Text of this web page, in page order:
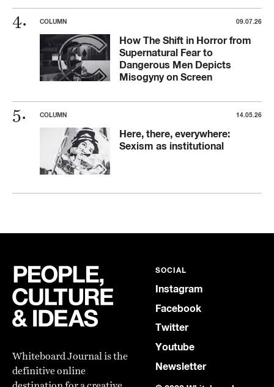
COLUMN 09.07.26
How The Shift in Horror from
Supernatural Fear to
Dangerous Men Depicts
Misogyny on Screen
COLUMN 14.05.26
Here, there, everywhere:
Sexism as institutional
Whiteboard Journal is the
definitive online
SOCIAL
Instagram
Facebook
Twitter
Youtube
Newsletter